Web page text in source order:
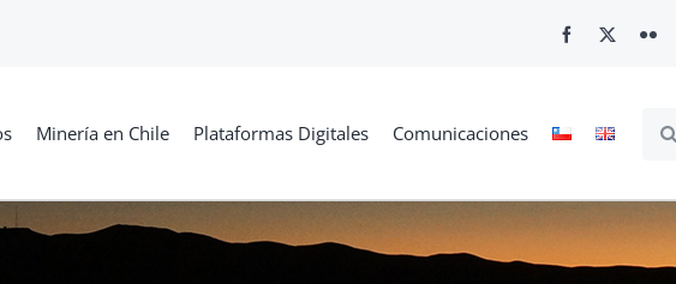
Minería en Chile Plataformas Digitales Comunicaciones